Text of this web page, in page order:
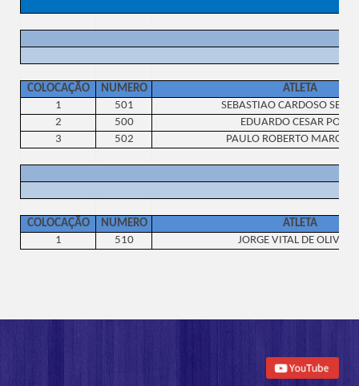
COLOCAÇÃO NUMERO
ATLETA
1
501
SEBASTIAO CARDOSO
2
500
EDUARDO CESAR
3
502 PAULO ROBERTO
COLOCAÇÃO NUMERO
ATLETA
1
510 JORGE VITAL DE